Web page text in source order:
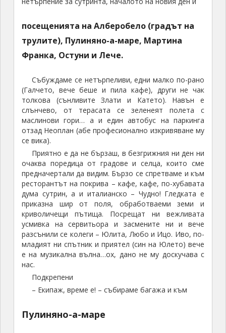
посещенията на Алберобело (градът на
трулите), Пулиняно-а-маре, Мартина
Франка, Остуни и Лече.
Събуждаме се нетърпеливи, едни малко по-рано
(Галчето, вече беше и пила кафе), други не чак
толкова (сънливите Злати и Катето). Навън е
слънчево, от терасата се зеленеят полета с
маслинови гори… а и един автобус на паркинга
отзад Неоплан (абе професионално изкривяване му
се вика).
Приятно е да не бързаш, в безгрижния ни ден ни
очаква поредица от градове и селца, които сме
предначертали да видим. Бързо се спретваме и към
ресторантът на покрива – кафе, кафе, по-хубавата
дума сутрин, а и италианско – Чудно! Гледката е
приказна шир от поля, обработваеми земи и
криволичещи пътища. Посрещат ни вежливата
усмивка на сервитьора и засмените ни и вече
разсънили се колеги – Юлита, Любо и Ицо. Иво, по-
младият ни спътник и приятел (син на Юлето) вече
е на музикална вълна…ох, дано не му доскучава с
нас.
Подкрепени
– Екипаж, време е! – събираме багажа и към
Пулиняно-а-маре